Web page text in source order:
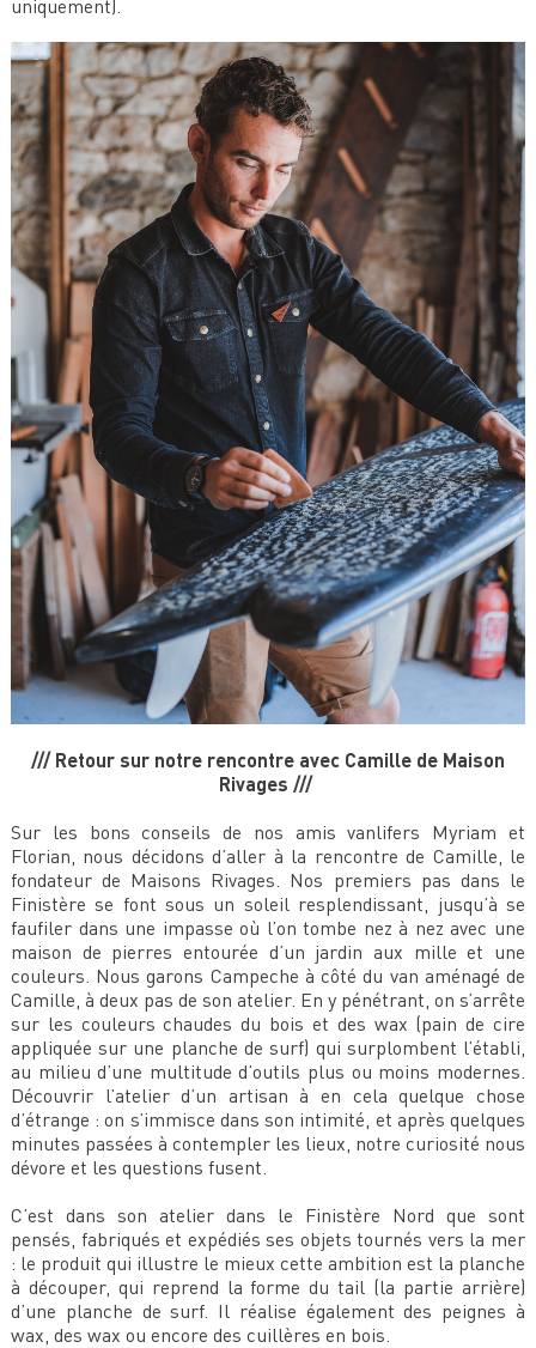
uniquement).
/// Retour sur notre rencontre avec Camille de Maison
Rivages ///
Sur les bons conseils de nos amis vanlifers Myriam et
Florian, nous décidons d’aller à la rencontre de Camille, le
fondateur de Maisons Rivages. Nos premiers pas dans le
Finistère se font sous un soleil resplendissant, jusqu’à se
faufiler dans une impasse où l’on tombe nez à nez avec une
maison de pierres entourée d’un jardin aux mille et une
couleurs. Nous garons Campeche à côté du van aménagé de
Camille, à deux pas de son atelier. En y pénétrant, on s’arrête
sur les couleurs chaudes du bois et des wax (pain de cire
appliquée sur une planche de surf) qui surplombent l’établi,
au milieu d’une multitude d’outils plus ou moins modernes.
Découvrir l’atelier d’un artisan à en cela quelque chose
d’étrange : on s’immisce dans son intimité, et après quelques
minutes passées à contempler les lieux, notre curiosité nous
dévore et les questions fusent.
C’est dans son atelier dans le Finistère Nord que sont
pensés, fabriqués et expédiés ses objets tournés vers la mer
: le produit qui illustre le mieux cette ambition est la planche
à découper, qui reprend la forme du tail (la partie arrière)
d’une planche de surf. Il réalise également des peignes à
wax, des wax ou encore des cuillères en bois.